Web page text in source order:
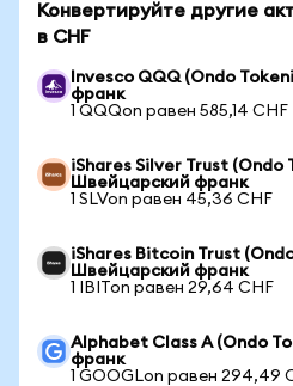
Конвертируйте другие
в CHF
Invesco QQQ (Ondo
франк
1 QQQon равен 585,14 CHF
iShares Silver Trust (Ondo
Швейцарский франк
1 SLVon равен 45,36 CHF
iShares Bitcoin Trust
Швейцарский франк
1 IBITon равен 29,64 CHF
Alphabet Class A (Ondo
франк
1 GOOGLon равен 294,49